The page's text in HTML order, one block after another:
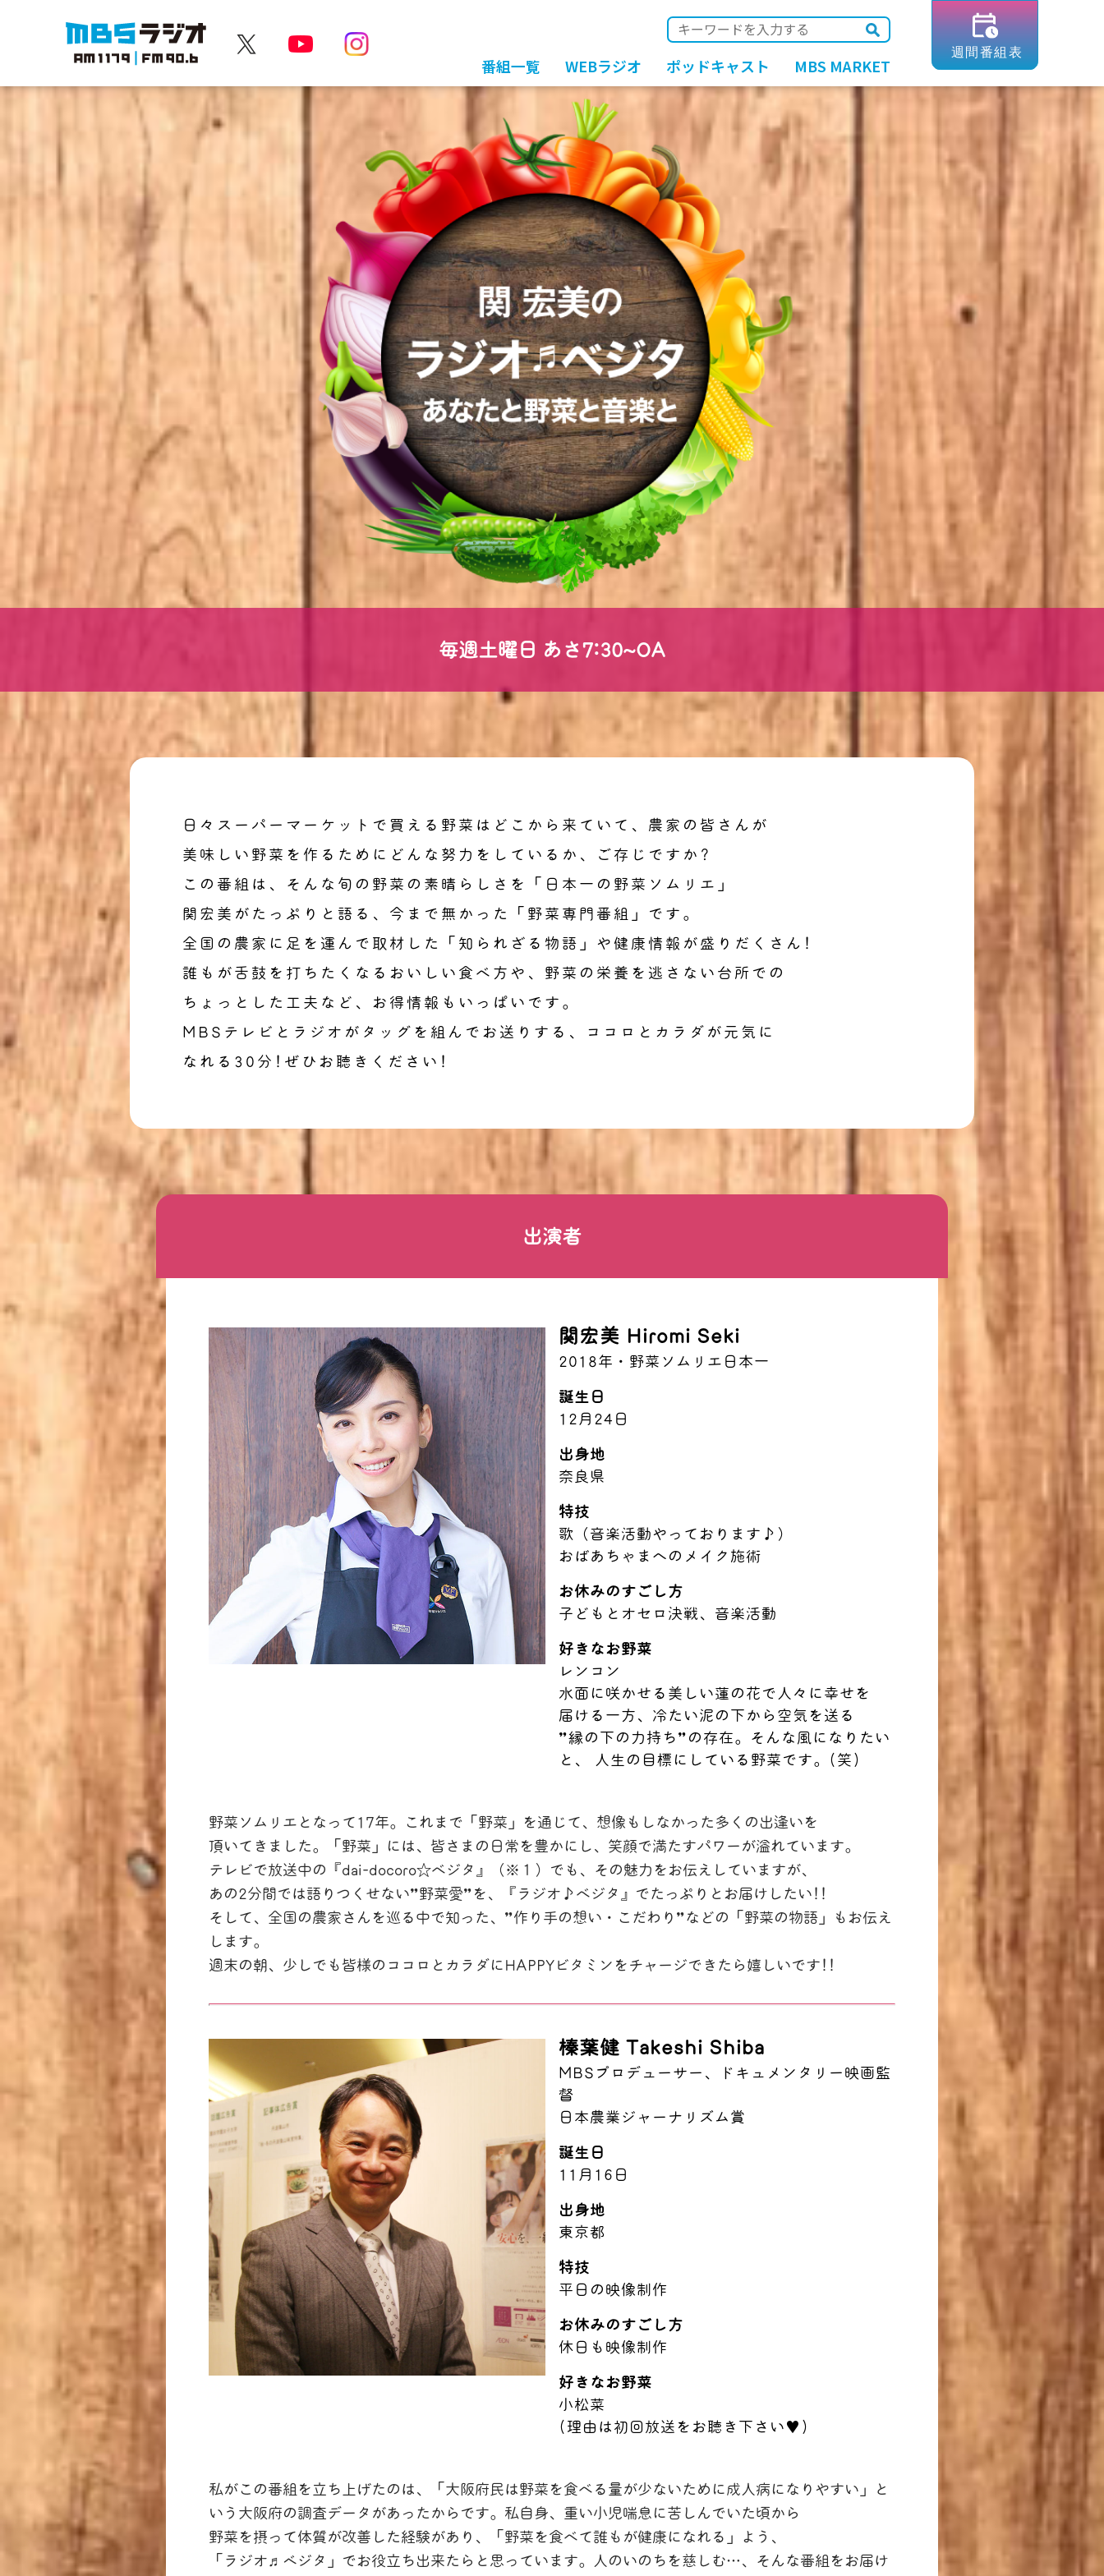
MBSラジオ 1179|FM90.6 番組一覧 WEBラジオ ポッドキャスト MBS MARKET
毎週土曜日 あさ7:30~OA
日々スーパーマーケットで買える野菜はどこから来ていて、農家の皆さんが
美味しい野菜を作るためにどんな努力をしているか、ご存じですか?
この番組は、そんな旬の野菜の素晴らしさを「日本一の野菜ソムリエ」
関宏美がたっぷりと語る、今まで無かった「野菜専門番組」です。
全国の農家に足を運んで取材した「知られざる物語」や健康情報が盛りだくさん!
誰もが舌鼓を打ちたくなるおいしい食べ方や、野菜の栄養を逃さない台所での
ちょっとした工夫など、お得情報もいっぱいです。
MBSテレビとラジオがタッグを組んでお送りする、ココロとカラダが元気に
なれる30分!ぜひお聴きください!
出演者
関宏美 Hiromi Seki
2018年・野菜ソムリエ日本一
誕生日
12月24日
出身地
奈良県
特技
歌（音楽活動やっております♪）
おばあちゃまへのメイク施術
お休みのすごし方
子どもとオセロ決戦、音楽活動
好きなお野菜
レンコン
水面に咲かせる美しい蓮の花で人々に幸せを
届ける一方、冷たい泥の下から空気を送る
”縁の下の力持ち”の存在。そんな風になりたい
と、 人生の目標にしている野菜です。(笑)
野菜ソムリエとなって17年。これまで「野菜」を通じて、想像もしなかった多くの出逢いを
頂いてきました。「野菜」には、皆さまの日常を豊かにし、笑顔で満たすパワーが溢れています。
テレビで放送中の『dai-docoro☆べジタ』（※１）でも、その魅力をお伝えしていますが、
あの2分間では語りつくせない”野菜愛”を、『ラジオ♪べジタ』でたっぷりとお届けしたい!!
そして、全国の農家さんを巡る中で知った、”作り手の想い・こだわり”などの「野菜の物語」もお伝え
します。
週末の朝、少しでも皆様のココロとカラダにHAPPYビタミンをチャージできたら嬉しいです!!
榛葉健 Takeshi Shiba
MBSプロデューサー、ドキュメンタリー映画監
督
日本農業ジャーナリズム賞
誕生日
11月16日
出身地
東京都
特技
平日の映像制作
お休みのすごし方
休日も映像制作
好きなお野菜
小松菜
(理由は初回放送をお聴き下さい♥)
私がこの番組を立ち上げたのは、「大阪府民は野菜を食べる量が少ないために成人病になりやすい」と
いう大阪府の調査データがあったからです。私自身、重い小児喘息に苦しんでいた頃から
野菜を摂って体質が改善した経験があり、「野菜を食べて誰もが健康になれる」よう、
「ラジオ♬ベジタ」でお役立ち出来たらと思っています。人のいのちを慈しむ…、そんな番組をお届け